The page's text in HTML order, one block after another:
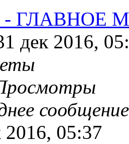
- ГЛАВНОЕ
дек 2016,
2016, 05:37